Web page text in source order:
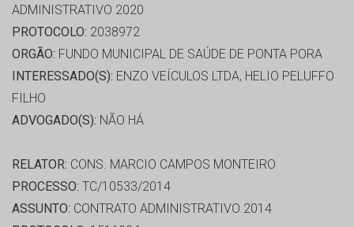
ADMINISTRATIVO 2020
PROTOCOLO: 2038972
ORGÃO: FUNDO MUNICIPAL DE SAÚDE DE PONTA PORA
INTERESSADO(S): ENZO VEÍCULOS LTDA, HELIO PELUFFO
FILHO
ADVOGADO(S): NÃO HÁ
RELATOR: CONS. MARCIO CAMPOS MONTEIRO
PROCESSO: TC/10533/2014
ASSUNTO: CONTRATO ADMINISTRATIVO 2014